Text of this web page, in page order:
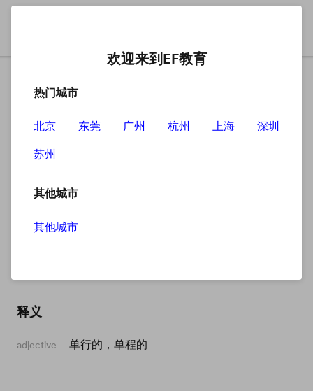
one-way
释义
adjective 单行的，单程的
欢迎来到EF教育
热门城市
北京 东莞 广州 杭州 上海
深圳
苏州
其他城市
其他城市